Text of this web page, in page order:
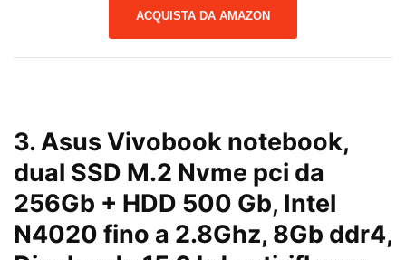
ACQUISTA DA AMAZON
3. Asus Vivobook notebook,
dual SSD M.2 Nvme pci da
256Gb + HDD 500 Gb, Intel
N4020 fino a 2.8Ghz, 8Gb ddr4,